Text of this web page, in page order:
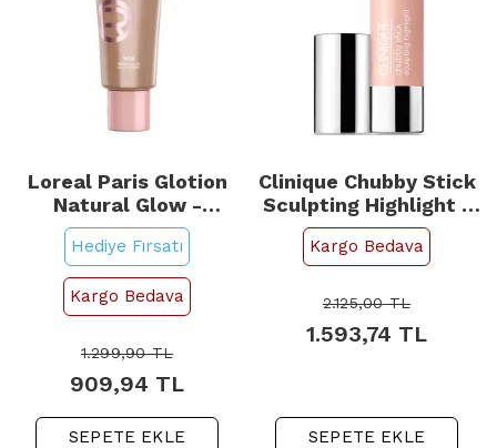
Loreal Paris Glotion
Natural Glow -
Aydınlatıcı No: 903
Medium Glow 40ml
Hediye Fırsatı
Kargo Bedava
1.299,90TL
909,94 TL
SEPETE EKLE
Clinique Chubby Stick
Sculpting Highlight -
Şekillendirici ve
Aydınlatıcı No: 01 Hefty
Kargo Bedava
2.125,00TL
1.593,74 TL
SEPETE EKLE